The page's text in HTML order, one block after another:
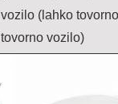
vozilo (lahko
tovorno vozilo)